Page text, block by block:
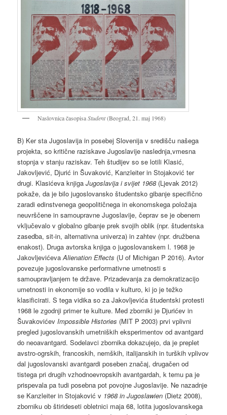
Naslovnica časopisaStudent(Beograd, 21. maj 1968)
B) Ker sta Jugoslavija in posebej Slovenija v središču našega
projekta, so kritične raziskave Jugoslavije naslednja,vmesna
stopnja v stanju raziskav. Teh študijev so se lotili Klasić,
Jakovljević, Djurić in Šuvaković, Kanzleiter in Stojaković ter
drugi. Klasićeva knjigaJugoslavija i svijet 1968 (Ljevak 2012)
pokaže, da je bilo jugoslovansko študentsko gibanje specifično
zaradi edinstvenega geopolitičnega in ekonomskega položaja
neuvrščene in samoupravne Jugoslavije, čeprav se je obenem
vključevalo v globalno gibanje prek svojih oblik (npr. študentska
zasedba, sit-in, alternativna univerza) in zahtev (npr. družbena
enakost). Druga avtorska knjiga o jugoslovanskem l. 1968 je
JakovljevićevaAlienation Effects (U of Michigan P 2016). Avtor
povezuje jugoslovanske performativne umetnosti s
samoupravljanjem te države. Prizadevanja za demokratizacijo
umetnosti in ekonomije so vodila v kulturo, ki jo je težko
klasificirati. S tega vidika so za Jakovljevića študentski protesti
1968 le zgodnji primer te kulture. Med zborniki je Djurićev in
ŠuvakovićevImpossible Histories (MIT P 2003) prvi vplivni
pregled jugoslovanskih umetniških eksperimentov od avantgard
do neoavantgard. Sodelavci zbornika dokazujejo, da je preplet
avstro-ogrskih, francoskih, nemških, italijanskih in turških vplivov
dal jugoslovanski avantgardi poseben značaj, drugačen od
tistega pri drugih vzhodnoevropskih avantgardah, k temu pa je
prispevala pa tudi posebna pot povojne Jugoslavije. Ne nazadnje
se Kanzleiter in Stojaković v 1968 in Jugoslawien (Dietz 2008),
zborniku ob štirideseti obletnici maja 68, lotita jugoslovanskega